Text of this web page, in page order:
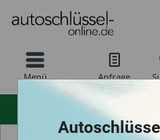
Menü Anfrage